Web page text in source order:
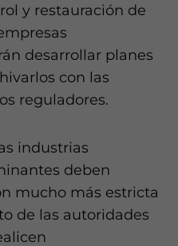
y restauración de
desarrollar planes
con las
reguladores.
industrias
deben
mucho más estricta
de las autoridades